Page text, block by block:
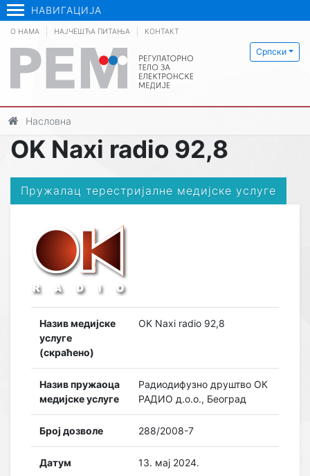
НАВИГАЦИЈА
Српски
О НАМА НАЈЧЕШЋА ПИТАЊА КОНТАКТ
Насловна
OK Naxi radio 92,8
Пружалац терестријалне медијске услуге
Назив медијске
услуге
(скраћено)
OK Naxi radio 92,8
Назив пружаоца
медијске услуге
Радиодифузно друштво ОК
РАДИО д.о.о., Београд
Број дозволе 288/2008-7
Датум 13. мај 2024.